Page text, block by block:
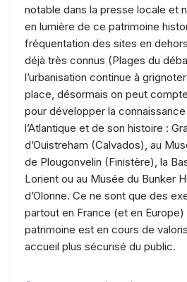
notable dans la presse locale et
en lumière de ce patrimoine
fréquentation des sites en
déjà très connus (Plages du
l’urbanisation continue à
place, désormais on peut
pour développer la
l’Atlantique et de son histoire :
d’Ouistreham (Calvados), au
de Plougonvelin (Finistère), la
Lorient ou au Musée du Bunker
d’Olonne. Ce ne sont que des
partout en France (et en Europe)
patrimoine est en cours de
accueil plus sécurisé du public.